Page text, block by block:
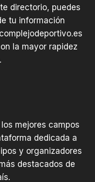
directorio, puedes
tu información
la mayor rapidez
mejores campos
dedicada a
y organizadores
destacados de